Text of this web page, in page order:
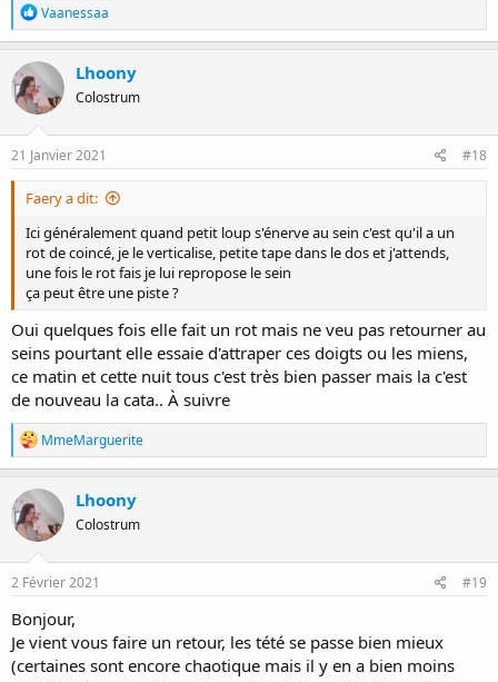
R
é
a
c
t
o
n
s
Vaanessaa
Lhoony
Colostrum
21 Janvier 2021 #18
Faery a dit:
Ici généralement quand petit loup s'énerve au sein c'est qu'il a un
rot de coincé, je le verticalise, petite tape dans le dos et j'attends,
une fois le rot fais je lui repropose le sein
ça peut être une piste ?
Oui quelques fois elle fait un rot mais ne veu pas retourner au
seins pourtant elle essaie d'attraper ces doigts ou les miens,
ce matin et cette nuit tous c'est très bien passer mais la c'est
de nouveau la cata.. À suivre
R
é
a
c
t
o
n
s
MmeMarguerite
Lhoony
Colostrum
2 Février 2021 #19
Bonjour,
Je vient vous faire un retour, les tété se passe bien mieux
(certaines sont encore chaotique mais il y en a bien moins